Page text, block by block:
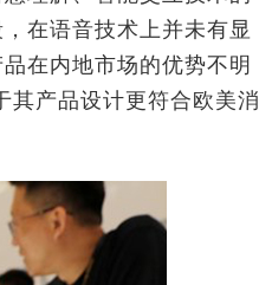
在语音技术上并未有显
在内地市场的优势不明
其产品设计更符合欧美消